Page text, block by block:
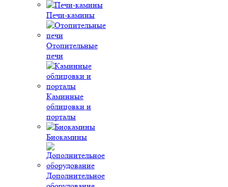
Печи-камины
Отопительные
печи
Каминные
облицовки и
порталы
Биокамины
Дополнительное